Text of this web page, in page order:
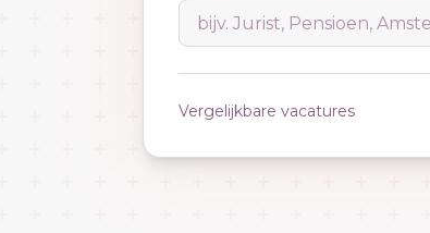
Vergelijkbare vacatures